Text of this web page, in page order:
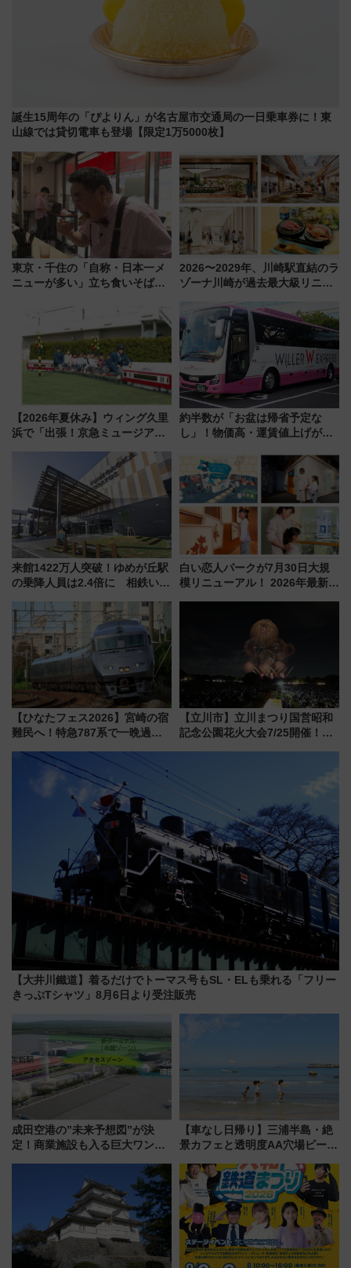
誕生15周年の「ぴよりん」が名古屋市交通局の一日乗車券に！東
山線では貸切電車も登場【限定1万5000枚】
東京・千住の「自称・日本一メ
ニューが多い」立ち食いそば屋
地のふらっと立ち食いそば』
7/27夜10時～放送
2026〜2029年、川崎駅直結のラ
ゾーナ川崎が過去最大級リニュ
「いつから何が変わるか」徹底
解説！
【2026年夏休み】ウィング久里
浜で「出張！京急ミュージア
ラリーや子ども制服撮影も
約半数が「お盆は帰省予定な
し」！物価高・運賃値上げが財
りたいけど……【WILLER お盆
帰省動向調査】
来館1422万人突破！ゆめが丘駅
の乗降人員は2.4倍に 相鉄いず
年祭にそうにゃん＆DB.スター
マンが登場
白い恋人パークが7月30日大規
模リニューアル！ 2026年最新の
【ひなたフェス2026】宮崎の宿
難民へ！特急787系で一晩過ご
ローおひさま」が救世主に？
【立川市】立川まつり国営昭和
記念公園花火大会7/25開催！
【大井川鐵道】着るだけでトーマス号もSL・ELも乗れる「フリー
きっぷTシャツ」8月6日より受注販売
成田空港の”未来予想図”が決
定！商業施設も入る巨大ワンタ
で新型特急が品川･羽田とを結
ぶ！ JR空港駅は2面3線化！
【車なし日帰り】三浦半島・絶
景カフェと透明度AA穴場ビーチ
用してストレスフリー旅へ行こ
う！